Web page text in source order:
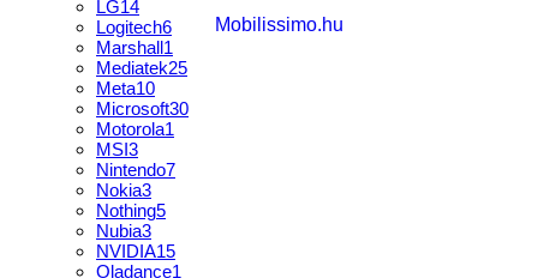
LG14
Logitech6
Marshall1
Mediatek25
Meta10
Microsoft30
Motorola1
MSI3
Nintendo7
Nokia3
Nothing5
Nubia3
NVIDIA15
Oladance1